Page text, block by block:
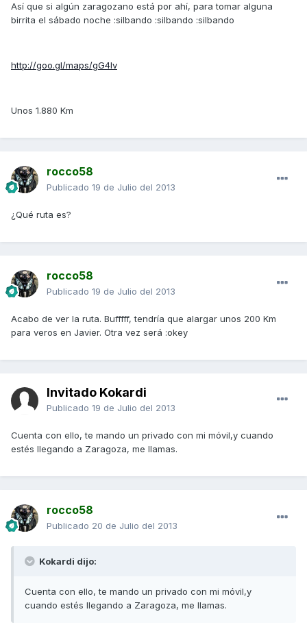
Así que si algún zaragozano está por ahí, para tomar alguna
birrita el sábado noche :silbando :silbando :silbando
http://goo.gl/maps/gG4Iv
Unos 1.880 Km
rocco58
Publicado 19 de Julio del 2013
¿Qué ruta es?
rocco58
Publicado 19 de Julio del 2013
Acabo de ver la ruta. Bufffff, tendría que alargar unos 200 Km
para veros en Javier. Otra vez será :okey
Invitado Kokardi
Publicado 19 de Julio del 2013
Cuenta con ello, te mando un privado con mi móvil,y cuando
estés llegando a Zaragoza, me llamas.
rocco58
Publicado 20 de Julio del 2013
Kokardi dijo:
Cuenta con ello, te mando un privado con mi móvil,y
cuando estés llegando a Zaragoza, me llamas.